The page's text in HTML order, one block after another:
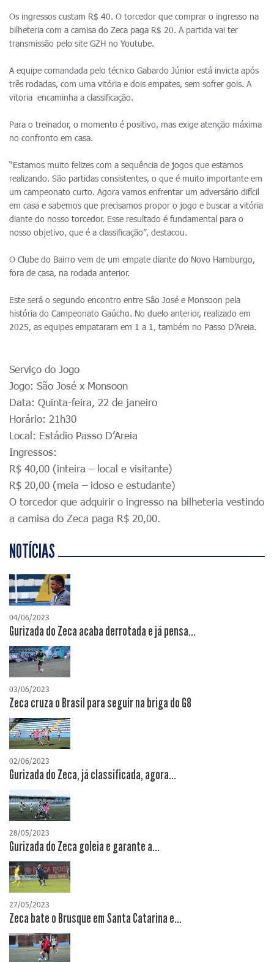
Os ingressos custam R$ 40. O torcedor que comprar o ingresso na
bilheteria com a camisa do Zeca paga R$ 20. A partida vai ter
transmissão pelo site GZH no Youtube.
A equipe comandada pelo técnico Gabardo Júnior está invicta após
três rodadas, com uma vitória e dois empates, sem sofrer gols. A
vitoria encaminha a classificação.
Para o treinador, o momento é positivo, mas exige atenção máxima
no confronto em casa.
“Estamos muito felizes com a sequência de jogos que estamos
realizando. São partidas consistentes, o que é muito importante em
um campeonato curto. Agora vamos enfrentar um adversário difícil
em casa e sabemos que precisamos propor o jogo e buscar a vitória
diante do nosso torcedor. Esse resultado é fundamental para o
nosso objetivo, que é a classificação”, destacou.
O Clube do Bairro vem de um empate diante do Novo Hamburgo,
fora de casa, na rodada anterior.
Este será o segundo encontro entre São José e Monsoon pela
história do Campeonato Gaúcho. No duelo anterior, realizado em
2025, as equipes empataram em 1 a 1, também no Passo D’Areia.
Serviço do Jogo
Jogo: São José x Monsoon
Data: Quinta-feira, 22 de janeiro
Horário: 21h30
Local: Estádio Passo D’Areia
Ingressos:
R$ 40,00 (inteira – local e visitante)
R$ 20,00 (meia – idoso e estudante)
O torcedor que adquirir o ingresso na bilheteria vestindo
a camisa do Zeca paga R$ 20,00.
NOTÍCIAS
04/06/2023
Gurizada do Zeca acaba derrotada e já pensa...
03/06/2023
Zeca cruza o Brasil para seguir na briga do G8
02/06/2023
Gurizada do Zeca, já classificada, agora...
28/05/2023
Gurizada do Zeca goleia e garante a...
27/05/2023
Zeca bate o Brusque em Santa Catarina e...